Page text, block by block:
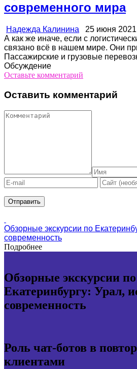
современного мира
Надежда Калинина 25 июня 2021
А как же иначе, если с
связано всё в нашем мире. Они
Пассажирские и грузовые
Обсуждение
Оставьте комментарий
Оставить комментарий
Обзорные экскурсии по
современность
Подробнее
Обзорные экскурсии по
Екатеринбургу: Урал,
современность
Роль чат-ботов в
клиентами